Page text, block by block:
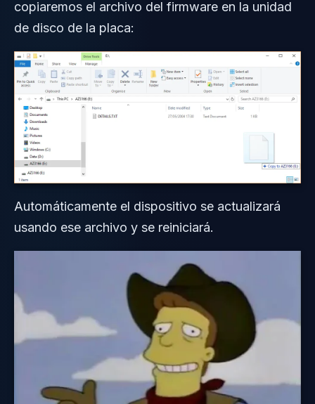
copiaremos el archivo del firmware en la unidad
de disco de la placa:
Automáticamente el dispositivo se actualizará
usando ese archivo y se reiniciará.